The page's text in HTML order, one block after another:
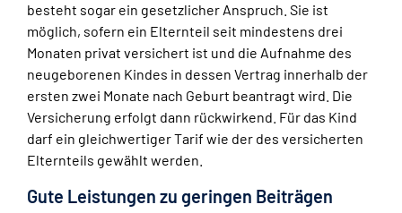
besteht sogar ein gesetzlicher Anspruch. Sie ist
möglich, sofern ein Elternteil seit mindestens drei
Monaten privat versichert ist und die Aufnahme des
neugeborenen Kindes in dessen Vertrag innerhalb der
ersten zwei Monate nach Geburt beantragt wird. Die
Versicherung erfolgt dann rückwirkend. Für das Kind
darf ein gleichwertiger Tarif wie der des versicherten
Elternteils gewählt werden.
Gute Leistungen zu geringen Beiträgen